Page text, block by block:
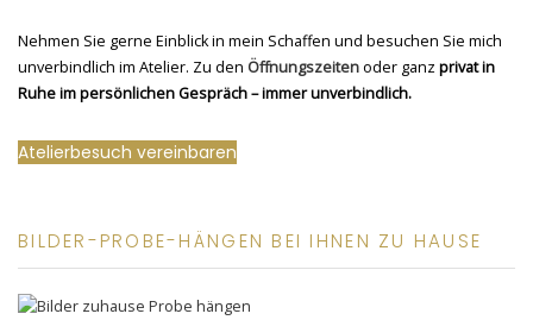
Nehmen Sie gerne Einblick in mein Schaffen und besuchen Sie mich
unverbindlich im Atelier. Zu den Öffnungszeitenoder ganz privat in
Ruhe im persönlichen Gespräch – immer unverbindlich.
Atelierbesuch vereinbaren
BILDER-PROBE-HÄNGEN BEI IHNEN ZU HAUSE